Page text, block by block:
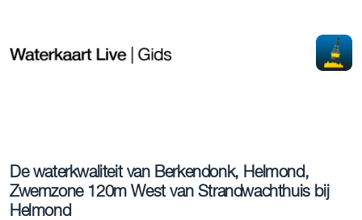
De waterkwaliteit van Berkendonk, Helmond,
Zwemzone 120m West van Strandwachthuis bij
Helmond